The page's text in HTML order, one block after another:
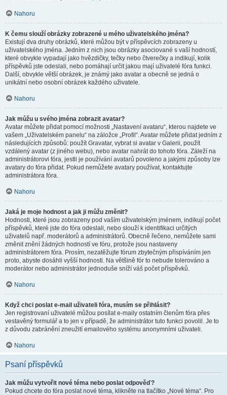
Nahoru
K čemu slouží obrázky zobrazené u mého uživatelského jména?
Existují dva druhy obrázků, které můžou být v příspěvcích zobrazeny u
uživatelského jména. Jedním z nich jsou obrázky asociované s vaší hodností,
které obvykle vypadají jako hvězdičky, tečky nebo čtverečky a indikují, kolik
příspěvků jste odeslali, nebo pomáhají určit jakou mají uživatelé fóra funkci.
Další, obvykle větší obrázek, je známý jako avatar a obecně se jedná o
unikátní nebo osobní obrázek každého uživatele.
Nahoru
Jak můžu u svého jména zobrazit avatar?
Avatar můžete přidat pomocí možnosti „Nastavení avataru“, kterou najdete ve
vašem „Uživatelském panelu“ na záložce „Profil“. Avatar můžete přidat jedním z
následujících způsobů: použít Gravatar, vybrat si avatar v Galerii, použít
vzdálený avatar (z jiného webu), nebo avatar nahrát do tohoto fóra. Záleží na
administrátorovi fóra, jestli je používání avatarů povoleno a jakými způsoby lze
avatary do fóra přidat. Pokud nemůžete avatary používat, kontaktujte
administrátora fóra.
Nahoru
Jaká je moje hodnost a jak ji můžu změnit?
Hodnosti, které jsou zobrazeny pod vaším uživatelským jménem, indikují počet
příspěvků, které jste do fóra odeslali, nebo slouží k identifikaci určitých
uživatelů např. moderátorů a administrátorů. Obecně řečeno, nemůžete sami
změnit znění žádných hodností ve fóru, protože jsou nastaveny
administrátorem fóra. Prosím, nezatěžujte fórum zbytečným přispíváním jen
proto, abyste dosáhli vyšší hodnosti. Na většině fór to nebude tolerováno a
moderátor nebo administrátor jednoduše sníží váš počet příspěvků.
Nahoru
Když chci poslat e-mail uživateli fóra, musím se přihlásit?
Jen registrovaní uživatelé můžou posílat e-maily ostatním členům fóra přes
vestavěný formulář a to jen v případě, že administrátor tuto funkci povolil. Je to
z důvodu zabránění zneužití emailového systému anonymními uživateli.
Nahoru
Psaní příspěvků
Jak můžu vytvořit nové téma nebo poslat odpověď?
Pokud chcete do fóra poslat nové téma, klikněte na tlačítko „Nové téma“. Pro